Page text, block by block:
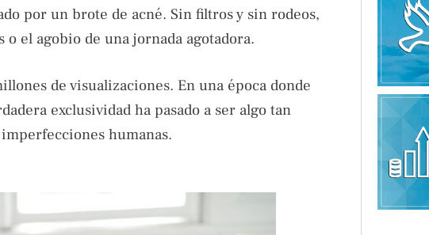
por un brote de acné. Sin filtros y sin rodeos,
el agobio de una jornada agotadora.
de visualizaciones. En una época donde
exclusividad ha pasado a ser algo tan
humanas.